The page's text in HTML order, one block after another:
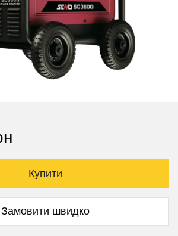
Купити
Замовити швидко